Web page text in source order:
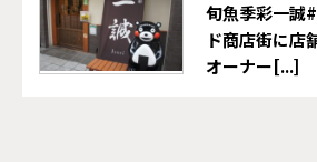
旬魚季彩一誠
ド商店街に店
オーナー[...]